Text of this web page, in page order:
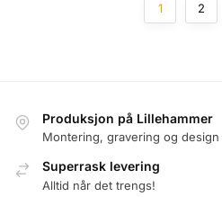
1 2
Produksjon på Lillehammer
Montering, gravering og design
Superrask levering
Alltid når det trengs!